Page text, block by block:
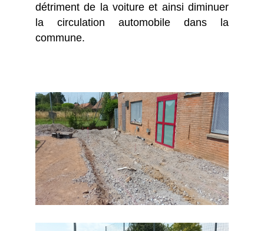
détriment de la voiture et ainsi diminuer
la circulation automobile dans la
commune.